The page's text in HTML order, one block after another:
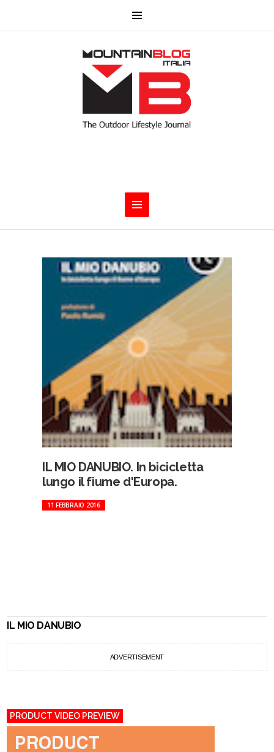
IL MIO DANUBIO. In bicicletta
lungo il fiume d'Europa.
11 FEBBRAIO 2016
IL MIO DANUBIO
ADVERTISEMENT
PRODUCT VIDEO PREVIEW